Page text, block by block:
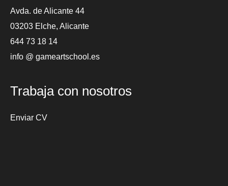
Avda. de Alicante 44
03203 Elche, Alicante
644 73 18 14
info @ gameartschool.es
Trabaja con nosotros
Enviar CV